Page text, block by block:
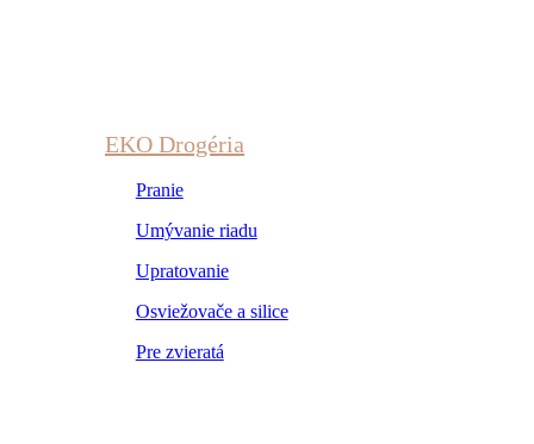
EKO Drogéria
Pranie
Umývanie riadu
Upratovanie
Osviežovače a silice
Pre zvieratá